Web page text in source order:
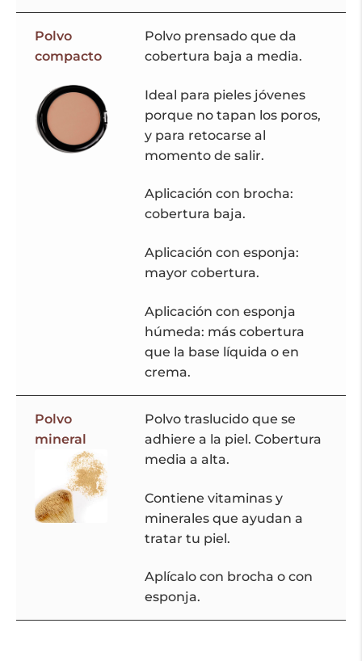
Polvo
compacto
Polvo prensado que da
cobertura baja a media.
Ideal para pieles jóvenes
porque no tapan los poros,
y para retocarse al
momento de salir.
Aplicación con brocha:
cobertura baja.
Aplicación con esponja:
mayor cobertura.
Aplicación con esponja
húmeda: más cobertura
que la base líquida o en
crema.
Polvo
mineral
Polvo traslucido que se
adhiere a la piel. Cobertura
media a alta.
Contiene vitaminas y
minerales que ayudan a
tratar tu piel.
Aplícalo con brocha o con
esponja.